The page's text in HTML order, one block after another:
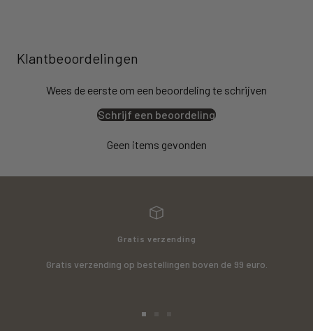
Klantbeoordelingen
Wees de eerste om een beoordeling te schrijven
Schrijf een beoordeling
Geen items gevonden
Gratis verzending
Gratis verzending op bestellingen boven de 99 euro.